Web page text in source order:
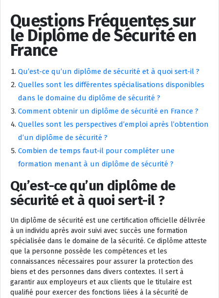
Questions Fréquentes sur
le Diplôme de Sécurité en
France
Qu’est-ce qu’un diplôme de sécurité et à quoi sert-il ?
Quelles sont les différentes spécialisations disponibles
dans le domaine du diplôme de sécurité ?
Comment obtenir un diplôme de sécurité en France ?
Quelles sont les perspectives d’emploi après l’obtention
d’un diplôme de sécurité ?
Combien de temps faut-il pour compléter une
formation menant à un diplôme de sécurité ?
Qu’est-ce qu’un diplôme de
sécurité et à quoi sert-il ?
Un diplôme de sécurité est une certification officielle délivrée
à un individu après avoir suivi avec succès une formation
spécialisée dans le domaine de la sécurité. Ce diplôme atteste
que la personne possède les compétences et les
connaissances nécessaires pour assurer la protection des
biens et des personnes dans divers contextes. Il sert à
garantir aux employeurs et aux clients que le titulaire est
qualifié pour exercer des fonctions liées à la sécurité de